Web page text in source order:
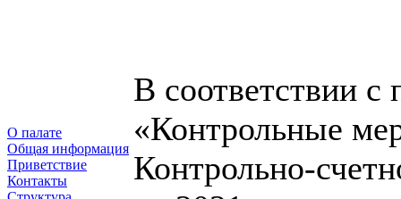
О палате
Общая информация
Приветствие
Контакты
В соответствии с
«Контрольные
Контрольно-